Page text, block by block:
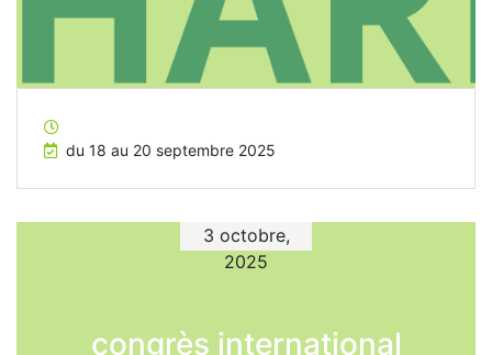
du 18 au 20 septembre 2025
3 octobre,
2025
congrès international